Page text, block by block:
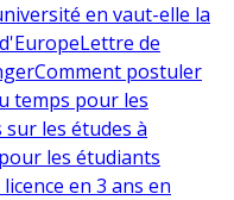
en vaut-elle la
Lettre de
Comment postuler
temps pour les
les études à
les étudiants
licence en 3 ans en